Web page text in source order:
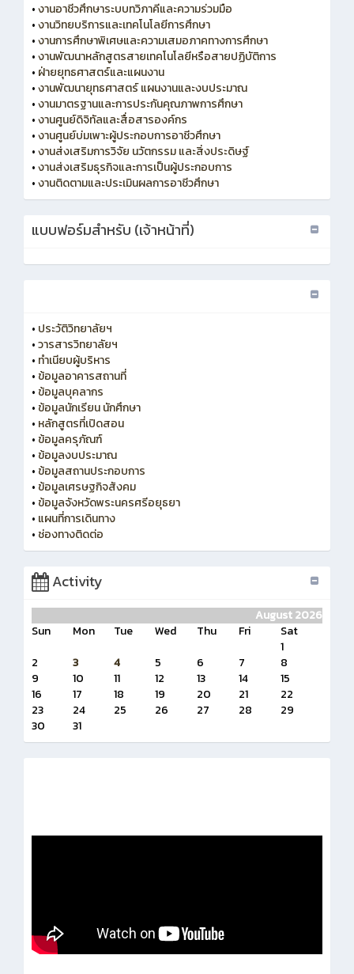
•งานอาชีวศึกษาระบบทวิภาคีและความร่วมมือ
•งานวิทยบริการและเทคโนโลยีการศึกษา
•งานการศึกษาพิเศษและความเสมอภาคทางการศึกษา
•งานพัฒนาหลักสูตรสายเทคโนโลยีหรือสายปฏิบัติการ
• ฝ่ายยุทธศาสตร์และแผนงาน
•งานพัฒนายุทธศาสตร์ แผนงานและงบประมาณ
•งานมาตรฐานและการประกันคุณภาพการศึกษา
•งานศูนย์ดิจิทัลและสื่อสารองค์กร
•งานศูนย์บ่มเพาะผู้ประกอบการอาชีวศึกษา
•งานส่งเสริมการวิจัย นวัตกรรม และสิ่งประดิษฐ์
•งานส่งเสริมธุรกิจและการเป็นผู้ประกอบการ
•งานติดตามและประเมินผลการอาชีวศึกษา
แบบฟอร์มสำหรับ (เจ้าหน้าที่)
• ประวัติวิทยาลัยฯ
•วารสารวิทยาลัยฯ
• ทำเนียบผู้บริหาร
• ข้อมูลอาคารสถานที่
• ข้อมูลบุคลากร
• ข้อมูลนักเรียน นักศึกษา
• หลักสูตรที่เปิดสอน
• ข้อมูลครุภัณฑ์
• ข้อมูลงบประมาณ
• ข้อมูลสถานประกอบการ
• ข้อมูลเศรษฐกิจสังคม
• ข้อมูลจังหวัดพระนครศรีอยุธยา
• แผนที่การเดินทาง
• ช่องทางติดต่อ
Activity
August 2026
Sun
Mon Tue Wed Thu Fri
Sat
1
2
3 4 5 6 7
8
9
10 11 12 13 14
15
16
17 18 19 20 21
22
23
24 25 26 27 28
29
30
31